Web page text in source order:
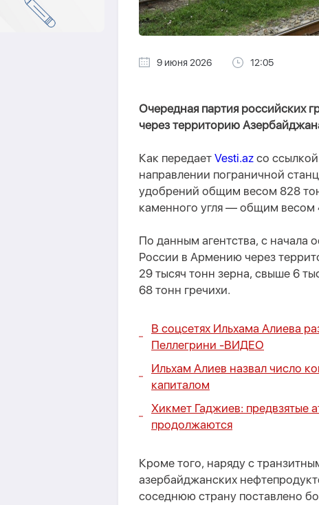
9 июня 2026 12:05
Очередная партия российских
через территорию
Как передает Vesti.az со
направлении пограничной
удобрений общим весом 828
каменного угля — общим весом
По данным агентства, с начала
России в Армению через
29 тысяч тонн зерна, свыше 6
68 тонн гречихи.
В соцсетях Ильхама Алиева
Пеллегрини -ВИДЕО
Ильхам Алиев назвал число
капиталом
Хикмет Гаджиев:
продолжаются
Кроме того, наряду с
азербайджанских
соседнюю страну поставлено